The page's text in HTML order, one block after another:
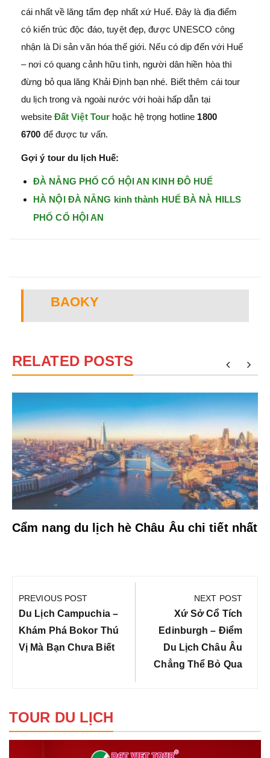
cái nhất về lăng tẩm đẹp nhất xứ Huế. Đây là địa điểm
có kiến trúc độc đáo, tuyệt đẹp, được UNESCO công
nhận là Di sản văn hóa thế giới. Nếu có dịp đến với Huế
– nơi có quang cảnh hữu tình, người dân hiền hòa thì
đừng bỏ qua lăng Khải Định bạn nhé. Biết thêm cái tour
du lịch trong và ngoài nước với hoài hấp dẫn tại
website Đất Việt Tour hoặc hệ trọng hotline 1800
6700 để được tư vấn.
Gợi ý tour du lịch Huế:
ĐÀ NẴNG PHỐ CỔ HỘI AN KINH ĐÔ HUẾ
HÀ NỘI ĐÀ NẴNG kinh thành HUẾ BÀ NÀ HILLS
PHỐ CỔ HỘI AN
BAOKY
RELATED POSTS
Cẩm nang du lịch hè Châu Âu chi tiết nhất
hướng
bài
viết
PREVIOUS POST
Previous
Post:
Du Lịch Campuchia –
Khám Phá Bokor Thú
Vị Mà Bạn Chưa Biết
NEXT POST
Next
Post:
Xứ Sở Cổ Tích
Edinburgh – Điểm
Du Lịch Châu Âu
Chẳng Thể Bỏ Qua
TOUR DU LỊCH